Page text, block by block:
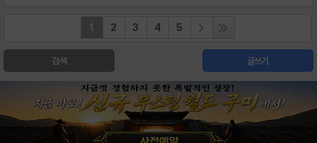
1 2 3 4 5
검색 글쓰기